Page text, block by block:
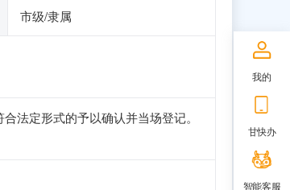
市级/隶属
法定形式的予以确认并当场登记。
我的
甘快办
智能客服